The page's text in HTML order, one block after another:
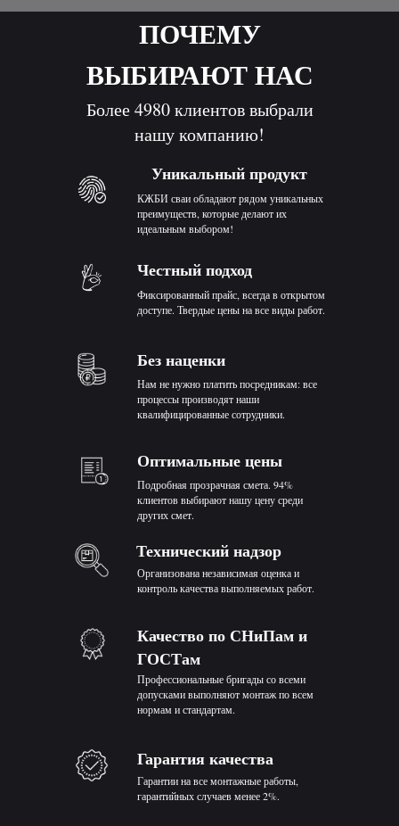
Фиксированный прайс, всегда в открытом
доступе. Твердые цены на все виды работ.
Подробная прозрачная смета. 94%
клиентов выбирают нашу цену среди
других смет.
Честный подход
Оптимальные цены
Профессиональные бригады со всеми
допусками выполняют монтаж по всем
нормам и стандартам.
Качество по СНиПам и
ГОСТам
Без наценки
Нам не нужно платить посредникам: все
процессы производят наши
квалифицированные сотрудники.
Технический надзор
Организована независимая оценка и
контроль качества выполняемых работ.
ПОЧЕМУ
ВЫБИРАЮТ НАС
Более 4980 клиентов выбрали
нашу компанию!
КЖБИ сваи обладают рядом уникальных
преимуществ, которые делают их
идеальным выбором!
Уникальный продукт
Гарантия качества
Гарантии на все монтажные работы,
гарантийных случаев менее 2%.